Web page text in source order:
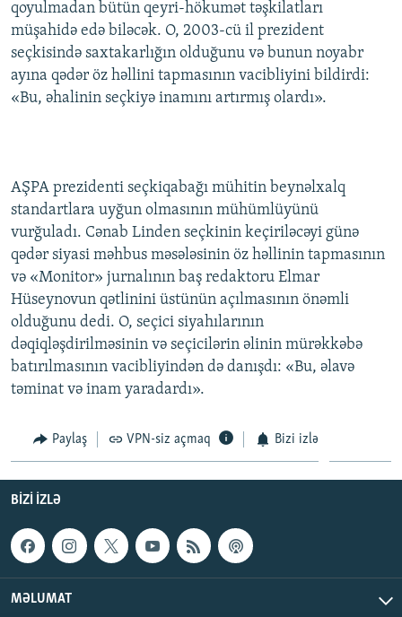
qoyulmadan bütün qeyri-hökumət təşkilatları
müşahidə edə biləcək. O, 2003-cü il prezident
seçkisində saxtakarlığın olduğunu və bunun noyabr
ayına qədər öz həllini tapmasının vacibliyini bildirdi:
«Bu, əhalinin seçkiyə inamını artırmış olardı».
AŞPA prezidenti seçkiqabağı mühitin beynəlxalq
standartlara uyğun olmasının mühümlüyünü
vurğuladı. Cənab Linden seçkinin keçiriləcəyi günə
qədər siyasi məhbus məsələsinin öz həllinin tapmasının
və «Monitor» jurnalının baş redaktoru Elmar
Hüseynovun qətlinini üstünün açılmasının önəmli
olduğunu dedi. O, seçici siyahılarının
dəqiqləşdirilməsinin və seçicilərin əlinin mürəkkəbə
batırılmasının vacibliyindən də danışdı: «Bu, əlavə
təminat və inam yaradardı».
Paylaş VPN-siz açmaq Bizi izlə
BIZI IZLƏ
MƏLUMAT